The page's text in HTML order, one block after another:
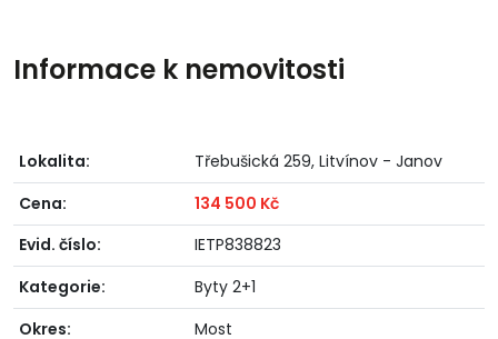
Informace k nemovitosti
Lokalita:
Třebušická 259, Litvínov - Janov
Cena:
134 500 Kč
Evid. číslo:
IETP838823
Kategorie:
Byty 2+1
Okres:
Most